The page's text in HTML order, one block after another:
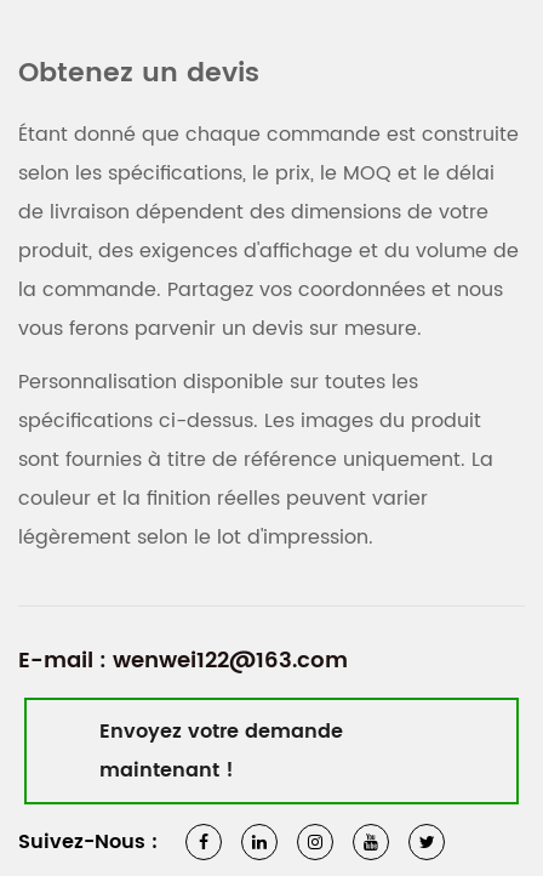
Obtenez un devis
Étant donné que chaque commande est construite
selon les spécifications, le prix, le MOQ et le délai
de livraison dépendent des dimensions de votre
produit, des exigences d'affichage et du volume de
la commande. Partagez vos coordonnées et nous
vous ferons parvenir un devis sur mesure.
Personnalisation disponible sur toutes les
spécifications ci-dessus. Les images du produit
sont fournies à titre de référence uniquement. La
couleur et la finition réelles peuvent varier
légèrement selon le lot d'impression.
E-mail : wenwei122@163.com
Envoyez votre demande
maintenant !
Suivez-Nous :